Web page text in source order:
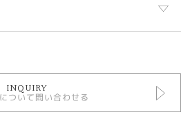
INQUIRY
ついて問い合わせる